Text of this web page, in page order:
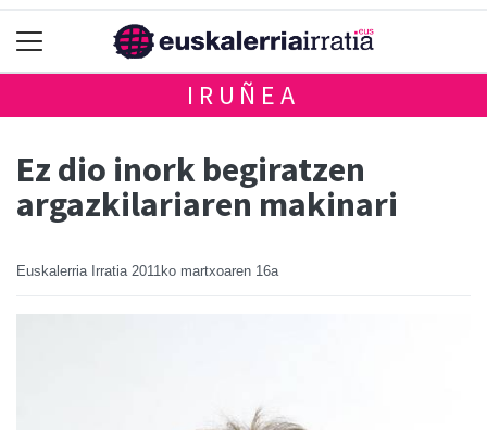
IRUÑEA
Ez dio inork begiratzen
argazkilariaren makinari
Euskalerria Irratia 2011ko martxoaren 16a